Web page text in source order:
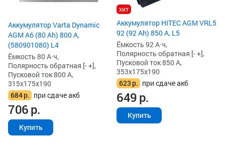
Аккумулятор Varta Dynamic
AGM A6 (80 Ah) 800 А,
(580901080) L4
Ёмкость 80 А·ч,
Полярность обратная [- +],
Пусковой ток 800 А,
315x175x190
684р. при сдаче акб
706р.
Купить
хит
Аккумулятор HITEC AGM VRL5
92 (92 Ah) 850 А, L5
Ёмкость 92 А·ч,
Полярность обратная [- +],
Пусковой ток 850 А,
353x175x190
623р. при сдаче акб
649р.
Купить